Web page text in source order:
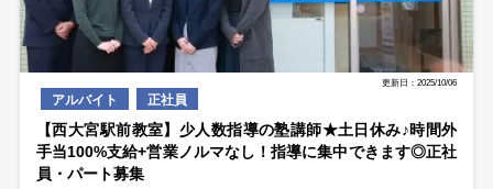
更新日：2025/10/06
アルバイト 正社員
【西大宮駅前教室】少人数指導の塾講師★土日休み♪時間外
手当100%支給+営業ノルマなし！指導に集中できます◎正社
員・パート募集